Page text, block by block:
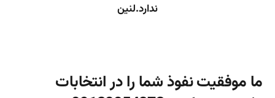
ندارد.لنین
ما موفقیت نفوذ شما را در انتخابات